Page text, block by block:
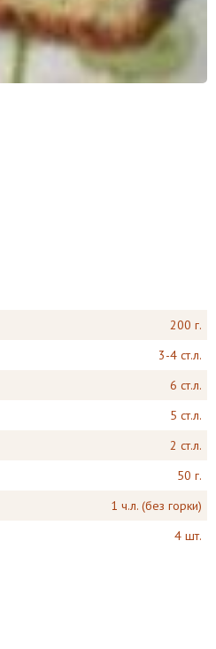
200 г.
3-4 ст.л.
6 ст.л.
5 ст.л.
2 ст.л.
50 г.
1 ч.л. (без горки)
4 шт.